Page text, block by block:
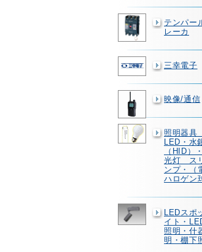
テンパ
レーカ
三幸電子
映像/通信
照明器具
LED・水
（HID）
光灯 ス
ンプ・（
ハロゲン
LEDスポ
イト・
照明・什
明・棚下